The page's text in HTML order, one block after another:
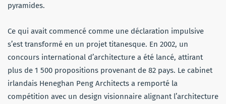
pyramides.
Ce qui avait commencé comme une déclaration impulsive
s’est transformé en un projet titanesque. En 2002, un
concours international d’architecture a été lancé, attirant
plus de 1 500 propositions provenant de 82 pays. Le cabinet
irlandais Heneghan Peng Architects a remporté la
compétition avec un design visionnaire alignant l’architecture